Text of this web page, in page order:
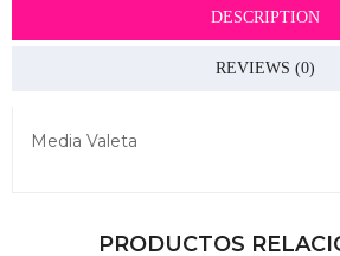
DESCRIPTION
REVIEWS (0)
Media Valeta
PRODUCTOS